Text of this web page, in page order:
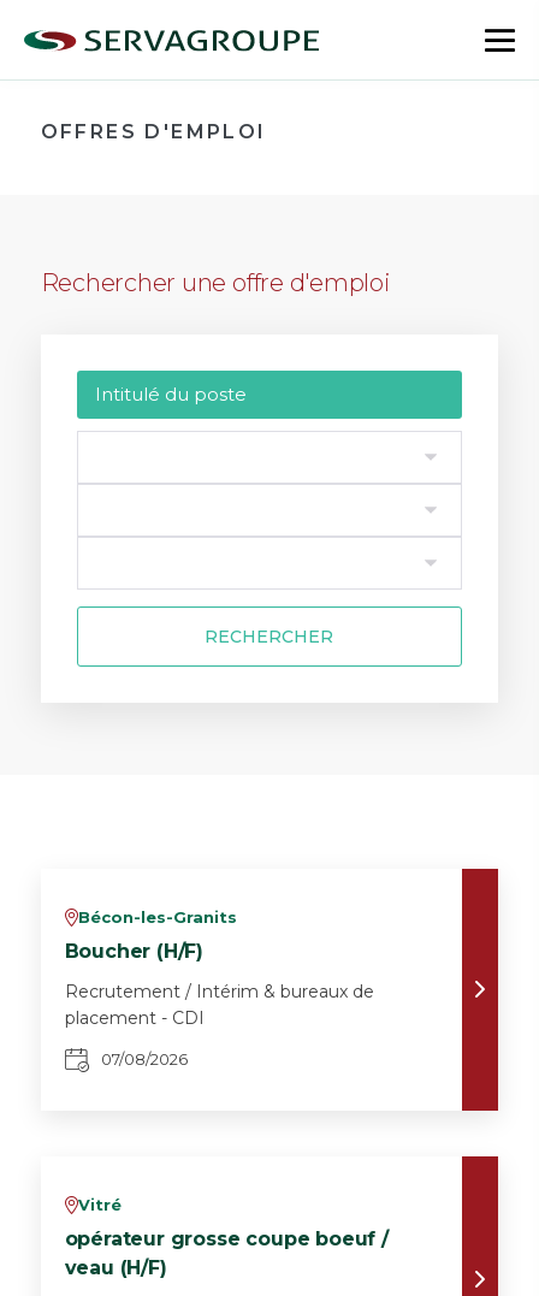
OFFRES D'EMPLOI
Rechercher une offre d'emploi
RECHERCHER
vBécon-les-Granits
Boucher (H/F)
Recrutement / Intérim & bureaux de
placement - CDI
07/08/2026
vVitré
opérateur grosse coupe boeuf /
veau (H/F)